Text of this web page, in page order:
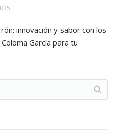
innovación y sabor con los
García para tu